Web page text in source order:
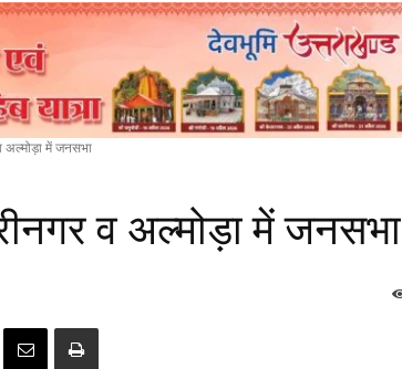
अल्मोड़ा में जनसभा
व अल्मोड़ा में जनसभा